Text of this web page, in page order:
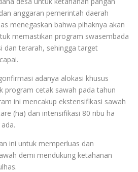
anggaran pemerintah daerah
menegaskan bahwa pihaknya akan
memastikan program swasembada
dan terarah, sehingga target
adanya alokasi khusus
program cetak sawah pada tahun
ini mencakup ekstensifikasi sawah
(ha) dan intensifikasi 80 ribu ha
ini untuk memperluas dan
demi mendukung ketahanan